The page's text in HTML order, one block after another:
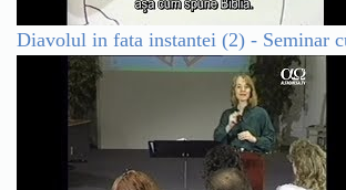
Diavolul in fata instantei (2) - Seminar